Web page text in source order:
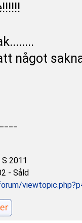
något
2011
- Såld